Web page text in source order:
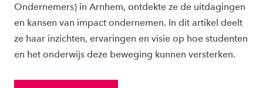
Ondernemers) in Arnhem, ontdekte ze de uitdagingen
en kansen van impact ondernemen. In dit artikel deelt
ze haar inzichten, ervaringen en visie op hoe studenten
en het onderwijs deze beweging kunnen versterken.